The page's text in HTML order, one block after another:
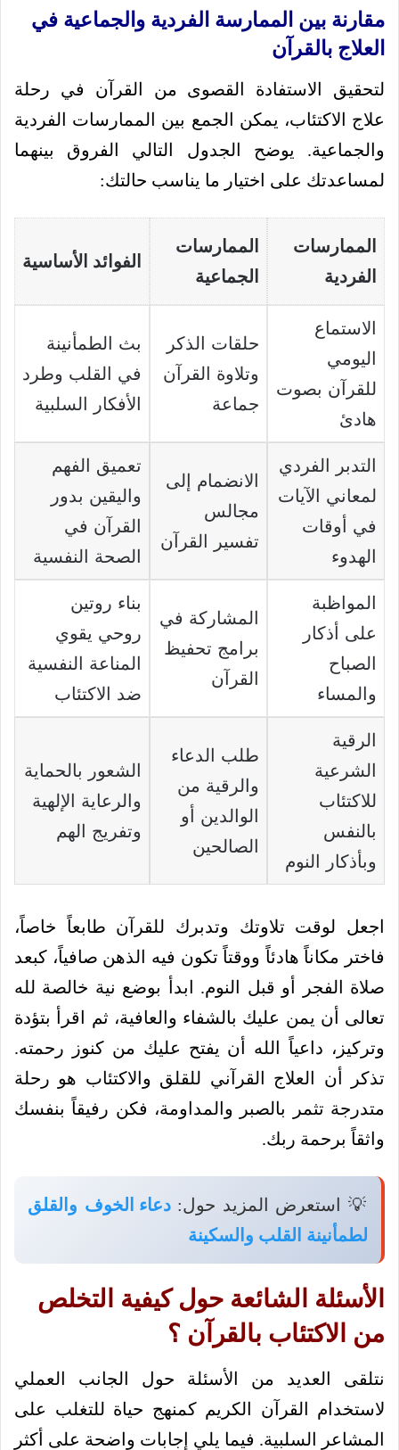
مقارنة بين الممارسة الفردية والجماعية في
العلاج بالقرآن
لتحقيق الاستفادة القصوى من القرآن في رحلة
علاج الاكتئاب، يمكن الجمع بين الممارسات الفردية
والجماعية. يوضح الجدول التالي الفروق بينهما
لمساعدتك على اختيار ما يناسب حالتك:
الممارسات
الفردية
الممارسات
الجماعية
الفوائد الأساسية
الاستماع
اليومي
للقرآن بصوت
هادئ
حلقات الذكر
وتلاوة القرآن
جماعة
بث الطمأنينة
في القلب وطرد
الأفكار السلبية
التدبر الفردي
لمعاني الآيات
في أوقات
الهدوء
الانضمام إلى
مجالس
تفسير القرآن
تعميق الفهم
واليقين بدور
القرآن في
الصحة النفسية
المواظبة
على أذكار
الصباح
والمساء
المشاركة في
برامج تحفيظ
القرآن
بناء روتين
روحي يقوي
المناعة النفسية
ضد الاكتئاب
الرقية
الشرعية
للاكتئاب
بالنفس
وبأذكار النوم
طلب الدعاء
والرقية من
الوالدين أو
الصالحين
الشعور بالحماية
والرعاية الإلهية
وتفريج الهم
اجعل لوقت تلاوتك وتدبرك للقرآن طابعاً خاصاً،
فاختر مكاناً هادئاً ووقتاً تكون فيه الذهن صافياً، كبعد
صلاة الفجر أو قبل النوم. ابدأ بوضع نية خالصة لله
تعالى أن يمن عليك بالشفاء والعافية، ثم اقرأ بتؤدة
وتركيز، داعياً الله أن يفتح عليك من كنوز رحمته.
تذكر أن العلاج القرآني للقلق والاكتئاب هو رحلة
متدرجة تثمر بالصبر والمداومة، فكن رفيقاً بنفسك
واثقاً برحمة ربك.
💡 استعرض المزيد حول:دعاء الخوف والقلق
لطمأنينة القلب والسكينة
الأسئلة الشائعة حول كيفية التخلص
من الاكتئاب بالقرآن ؟
نتلقى العديد من الأسئلة حول الجانب العملي
لاستخدام القرآن الكريم كمنهج حياة للتغلب على
المشاعر السلبية. فيما يلي إجابات واضحة على أكثر